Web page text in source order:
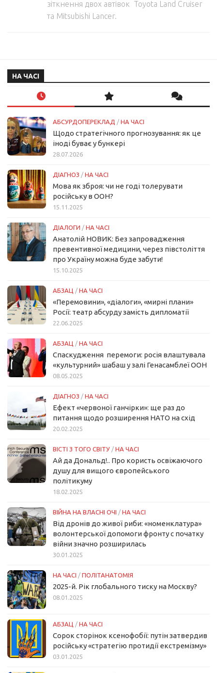
зіткнення двох автівок Toyota Land Cruiser
та Mitsubishi Lancer.
НА ЧАСІ
АБСУРДОПЕРЕКЛАД / НА ЧАСІ
Щодо стратегічного прогнозування: як це
іноді буває у бункері
28.07.2026
ДІАГНОЗ / НА ЧАСІ
Мова як зброя: чи не годі толерувати
російську в ООН?
15.11.2025
ДІАЛОГИ / НА ЧАСІ
Анатолій НОВИК: Без запровадження
превентивної медицини, через півстоліття
про Україну можна буде забути!
15.10.2025
АБЗАЦ / НА ЧАСІ
«Перемовини», «діалоги», «мирні плани»
Росії: театр абсурду замість дипломатії
22.06.2025
АБЗАЦ / НА ЧАСІ
Спаскудження перемоги: росія влаштувала
«культурний» шабаш у залі Генасамблеї ООН
08.05.2025
ДІАГНОЗ / НА ЧАСІ
Ефект «червоної ганчірки»: ще раз до
питання щодо розширення НАТО на схід
20.02.2025
ВІСТІ З ТОГО СВІТУ / НА ЧАСІ
Ай да Дональд!.. Про користь освіжаючого
душу для вищого європейського
політикуму
18.02.2025
ВІЙНА НА ВЛАСНІ ОЧІ / НА ЧАСІ
Від дронів до живої риби: «номенклатура»
волонтерської допомоги фронту с початку
війни значно розширилась
30.01.2025
НА ЧАСІ / ПОЛІТАНАТОМІЯ
2025-й. Рік глобального тиску на Москву?
08.01.2025
АБЗАЦ / НА ЧАСІ
Сорок сторінок ксенофобії: путін затвердив
російську «стратегію протидії екстремізму»
03.01.2025